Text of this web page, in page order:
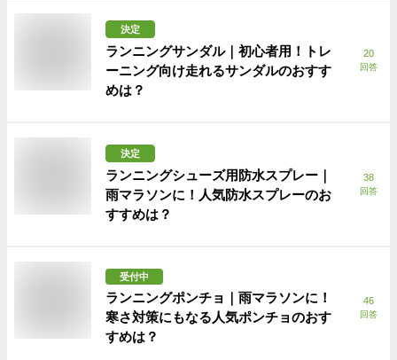
決定
ランニングサンダル｜初心者用！トレ
ーニング向け走れるサンダルのおすす
めは？
20
回答
決定
ランニングシューズ用防水スプレー｜
雨マラソンに！人気防水スプレーのお
すすめは？
38
回答
受付中
ランニングポンチョ｜雨マラソンに！
寒さ対策にもなる人気ポンチョのおす
すめは？
46
回答